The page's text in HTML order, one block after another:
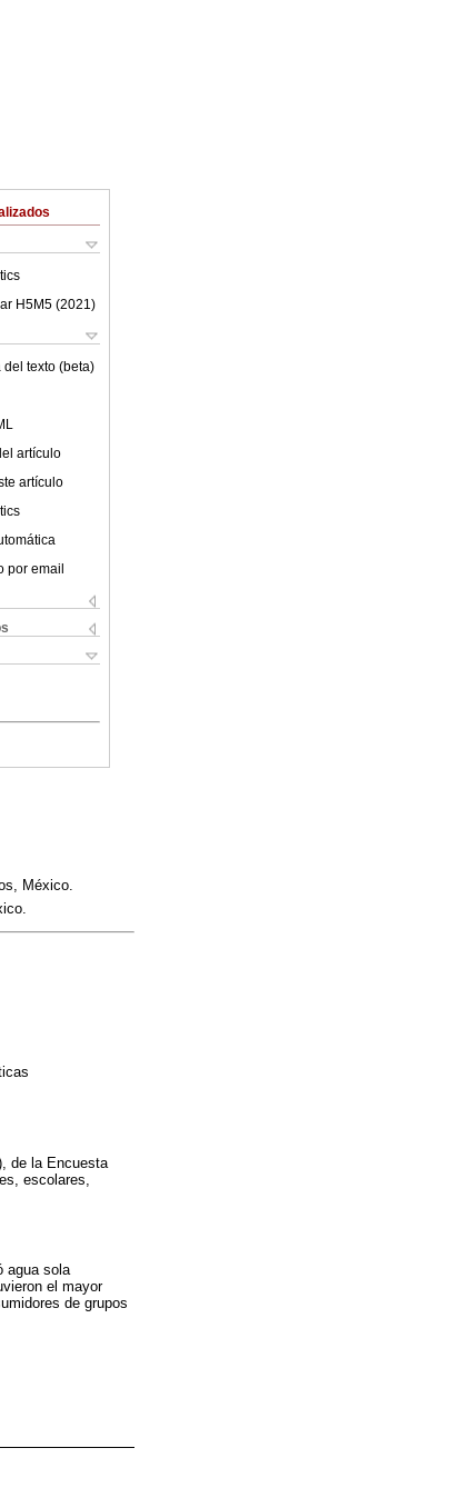
H5M5 (2021 )
texto (beta)
artículo
artículo
por email
México.
de la Encuesta
escolares,
agua sola
el mayor
de grupos